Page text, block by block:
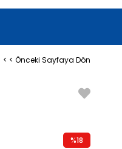
< < Önceki Sayfaya Dön
%18